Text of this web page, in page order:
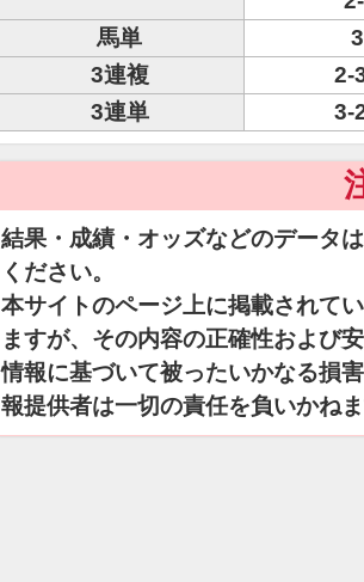
馬単
3連複
2-
3連単
3-
結果・成績・オッズなどのデータ
ください。
本サイトのページ上に掲載されて
ますが、その内容の正確性および
情報に基づいて被ったいかなる損
報提供者は一切の責任を負いかねま